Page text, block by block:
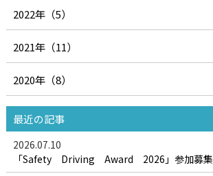
2022年（5）
2021年（11）
2020年（8）
最近の記事
2026.07.10
「Safety Driving Award 2026」参加募集